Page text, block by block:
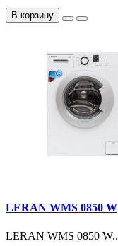
В корзину
LERAN WMS 0850 W
LERAN WMS 0850 W..